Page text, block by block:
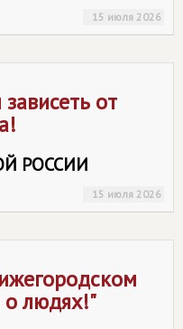
15 июля 2026
от
РОССИИ
15 июля 2026
о людях!"